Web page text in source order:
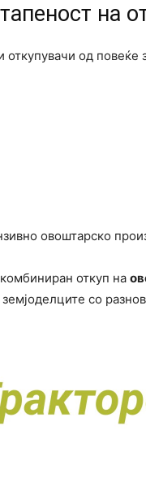
на
откупувачи од
овоштарско
откуп на
со